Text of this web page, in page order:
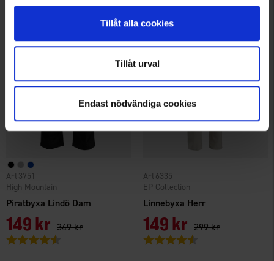
Tillåt alla cookies
Tillåt urval
Endast nödvändiga cookies
Piratbyxa Lindö Dam
High Mountain
3751
149 kr 349 kr
Betyg:
Linnebyxa Herr
EP-Collection
6335
149 kr 299 kr
Betyg: